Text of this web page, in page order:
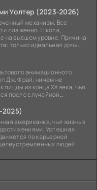
Уолтер (2023-2026)
механизм. Все
и слаженно. Школа,
на высшем уровне. Причина
только идеальная дочь
анимационного
Дж. Фрай, ничем не
из конца XX века, чья
после случайной
американка, чья жизнь в
Успешная
по карьерной
людей